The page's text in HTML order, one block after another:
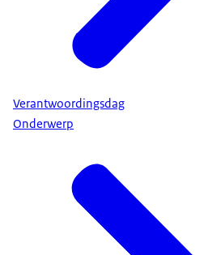
Verantwoordingsdag
Onderwerp